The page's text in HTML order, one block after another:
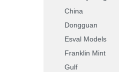
China
Dongguan
Esval Models
Franklin Mint
Gulf